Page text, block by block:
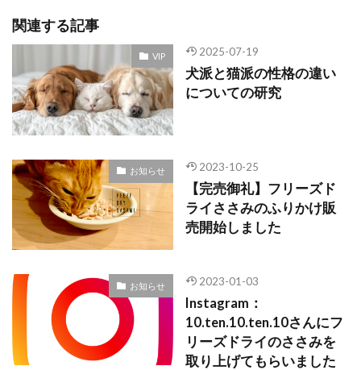
関連する記事
VIP 2025-07-19
犬派と猫派の性格の違い
についての研究
お知らせ 2023-10-25
【完売御礼】フリーズド
ライささみのふりかけ販
売開始しました
お知らせ 2023-01-03
Instagram：
10.ten.10.ten.10さんにフ
リーズドライのささみを
取り上げてもらいました